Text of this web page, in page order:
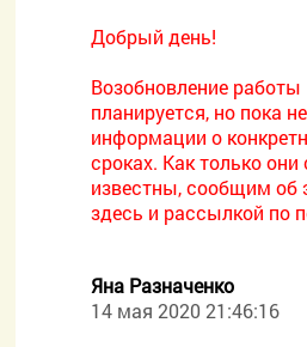
Добрый день!
Возобновление работы
планируется, но пока
информации о
сроках. Как только они
известны, сообщим об
здесь и рассылкой по
Яна Разначенко
14 мая 2020 21:46:16